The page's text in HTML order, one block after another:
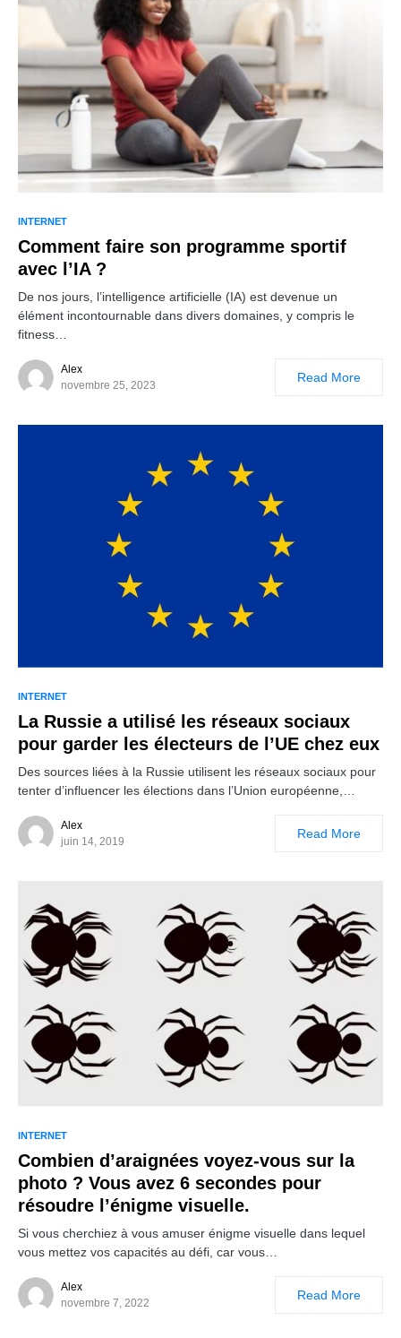
INTERNET
Comment faire son programme sportif
avec l’IA ?
De nos jours, l’intelligence artificielle (IA) est devenue un
élément incontournable dans divers domaines, y compris le
fitness…
Alex
novembre 25, 2023
Read More
INTERNET
La Russie a utilisé les réseaux sociaux
pour garder les électeurs de l’UE chez eux
Des sources liées à la Russie utilisent les réseaux sociaux pour
tenter d’influencer les élections dans l’Union européenne,…
Alex
juin 14, 2019
Read More
INTERNET
Combien d’araignées voyez-vous sur la
photo ? Vous avez 6 secondes pour
résoudre l’énigme visuelle.
Si vous cherchiez à vous amuser énigme visuelle dans lequel
vous mettez vos capacités au défi, car vous…
Alex
novembre 7, 2022
Read More